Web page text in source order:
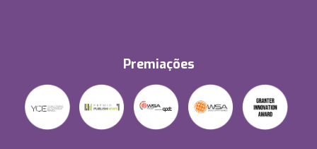
Premiações